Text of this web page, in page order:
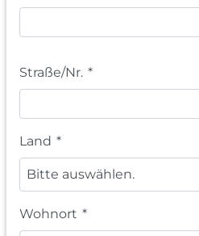
Straße/Nr. *
Land *
Bitte auswählen.
Wohnort *